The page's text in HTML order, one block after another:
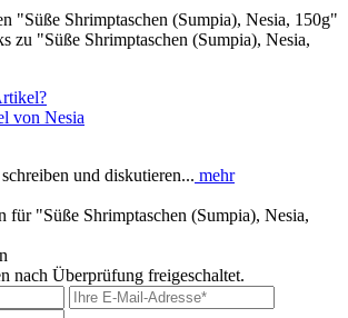
"Süße Shrimptaschen (Sumpia), Nesia, 150g"
zu "Süße Shrimptaschen (Sumpia), Nesia,
von Nesia
und diskutieren... mehr
für "Süße Shrimptaschen (Sumpia), Nesia,
nach Überprüfung freigeschaltet.